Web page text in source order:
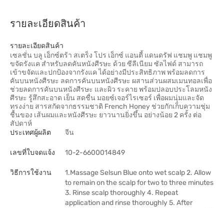
รายละเอียดสินค้า
รายละเอียดสินค้า
เซลชั่น บลู เอ็กซ์ตร้า สเตร็ง โปร เอ็กซ์ แอนตี้ แดนดรัฟ แชมพู แชมพู
ขจัดรังแค สำหรับลดคันหนังศีรษะ ด้วย ซีลีเนียม ซัลไฟด์ สามารถ
เข้าขจัดและปกป้องจากรังแค ได้อย่างมีประสิทธิภาพ พร้อมลดการ
คันบนหนังศีรษะ ลดการคันบนหนังศีรษะ ผสานส่วนผสมเมนทอลเพื่อ
ช่วยลดการคันบนหนังศีรษะ และผิว ระคาย พร้อมปลอบประโลมหนัง
ศีรษะ รู้สึกสะอาด เย็น สดชื่น มอยซ์เจอร์ไรเซอร์ เพื่อผมนุ่มและจัด
ทรงง่าย สารสกัดจากธรรมชาติ French Honey ช่วยกักเก็บความชุ่ม
ชื้นของ เส้นผมและหนังศีรษะ ยาวนานยิ่งขึ้น อย่างน้อย 2 ครั้ง ต่อ
สัปดาห์
ประเทศผู้ผลิต
จีน
เลขที่ใบจดแจ้ง 10-2-6600014849
วิธีการใช้งาน
1.Massage Selsun Blue onto wet scalp 2. Allow
to remain on the scalp for two to three minutes
3. Rinse scalp thoroughly 4. Repeat
application and rinse thoroughly 5. After